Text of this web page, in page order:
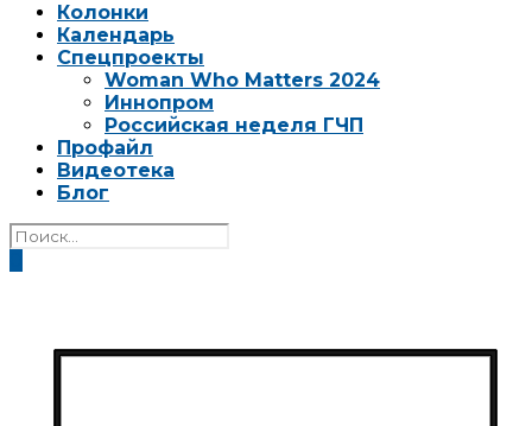
Колонки
Календарь
Спецпроекты
Woman Who Matters 2024
Иннопром
Российская неделя ГЧП
Профайл
Видеотека
Блог